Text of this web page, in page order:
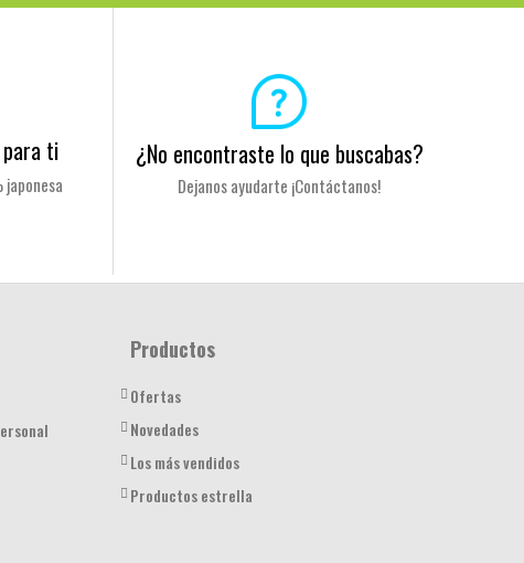
ti ¿No encontraste lo que buscabas?
Dejanos ayudarte ¡Contáctanos!
Productos
Ofertas
Novedades
Los más vendidos
Productos estrella